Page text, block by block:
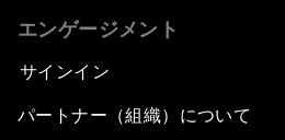
エンゲージメント
サインイン
パートナー（組織）について